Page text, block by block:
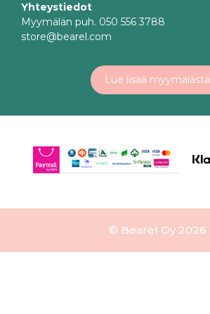
Yhteystiedot
Myymälän puh. 050 556 3788
store@bearel.com
Lue lisää myymälästä
© Bearel Oy 2026